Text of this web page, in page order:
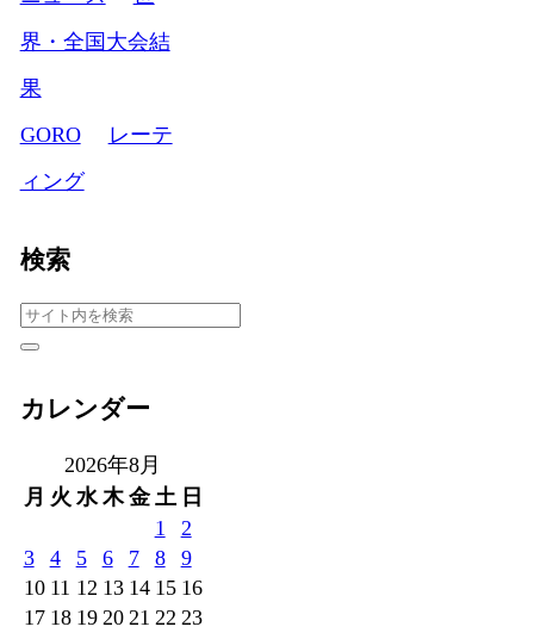
界・全国大会結
果
GORO
レーテ
ィング
検索
カレンダー
2026年8月
月 火 水 木 金 土 日
1
2
3
4 5 6 7 8
9
10 11 12 13 14 15 16
17 18 19 20 21 22 23